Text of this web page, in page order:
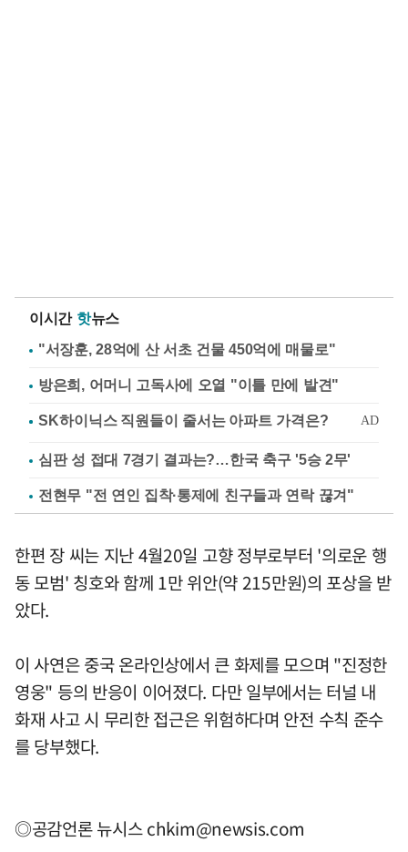
이시간 핫뉴스
"서장훈, 28억에 산 서초 건물 450억에 매물로"
방은희, 어머니 고독사에 오열 "이틀 만에 발견"
심판 성 접대 7경기 결과는?…한국 축구 '5승 2무'
전현무 "전 연인 집착·통제에 친구들과 연락 끊겨"
한편 장 씨는 지난 4월20일 고향 정부로부터 '의로운 행
동 모범' 칭호와 함께 1만 위안(약 215만원)의 포상을 받
았다.
이 사연은 중국 온라인상에서 큰 화제를 모으며 "진정한
영웅" 등의 반응이 이어졌다. 다만 일부에서는 터널 내
화재 사고 시 무리한 접근은 위험하다며 안전 수칙 준수
를 당부했다.
◎공감언론 뉴시스chkim@newsis.com